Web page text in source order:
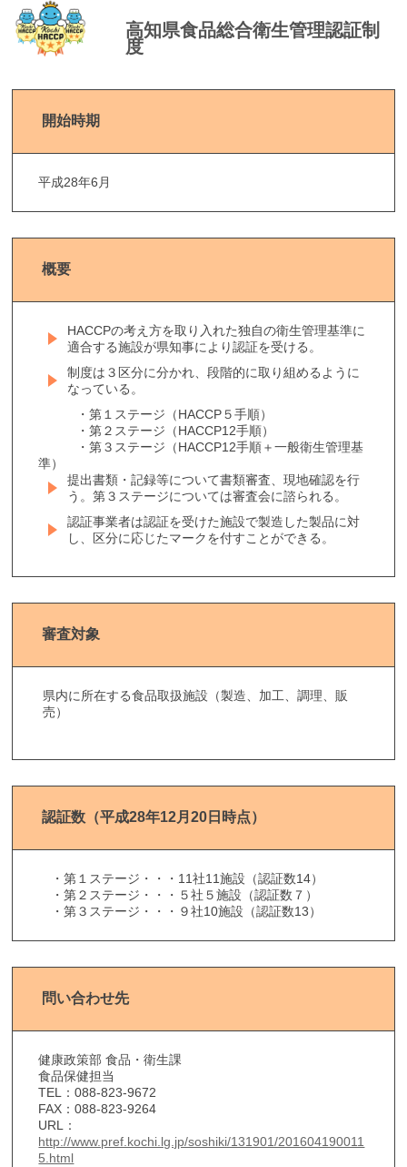
高知県食品総合衛生管理認証制
度
開始時期
平成28年6月
概要
HACCPの考え方を取り入れた独自の衛生管理基準に
適合する施設が県知事により認証を受ける。
制度は３区分に分かれ、段階的に取り組めるように
なっている。
・第１ステージ（HACCP５手順）
・第２ステージ（HACCP12手順）
・第３ステージ（HACCP12手順＋一般衛生管理基
準）
提出書類・記録等について書類審査、現地確認を行
う。第３ステージについては審査会に諮られる。
認証事業者は認証を受けた施設で製造した製品に対
し、区分に応じたマークを付すことができる。
審査対象
県内に所在する食品取扱施設（製造、加工、調理、販
売）
認証数（平成28年12月20日時点）
・第１ステージ・・・11社11施設（認証数14）
・第２ステージ・・・５社５施設（認証数７）
・第３ステージ・・・９社10施設（認証数13）
問い合わせ先
健康政策部 食品・衛生課
食品保健担当
TEL：088-823-9672
FAX：088-823-9264
URL：
http://www.pref.kochi.lg.jp/soshiki/131901/201604190011
5.html